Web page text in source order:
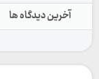
آخرین دیدگاه ها